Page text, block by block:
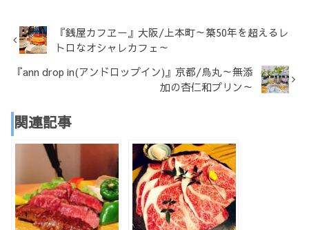
『銭屋カフヱー』大阪/上本町～築50年を超えるレ
トロなオシャレカフェ～
『ann drop in(アンドロップイン)』京都/烏丸～無添
加の杏仁和プリン～
関連記事